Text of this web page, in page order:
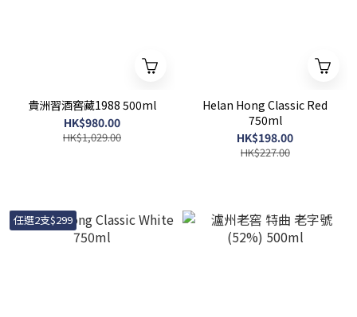
貴洲習酒窖藏1988 500ml
HK$980.00
HK$1,029.00
Helan Hong Classic Red
750ml
HK$198.00
HK$227.00
任選2支$299